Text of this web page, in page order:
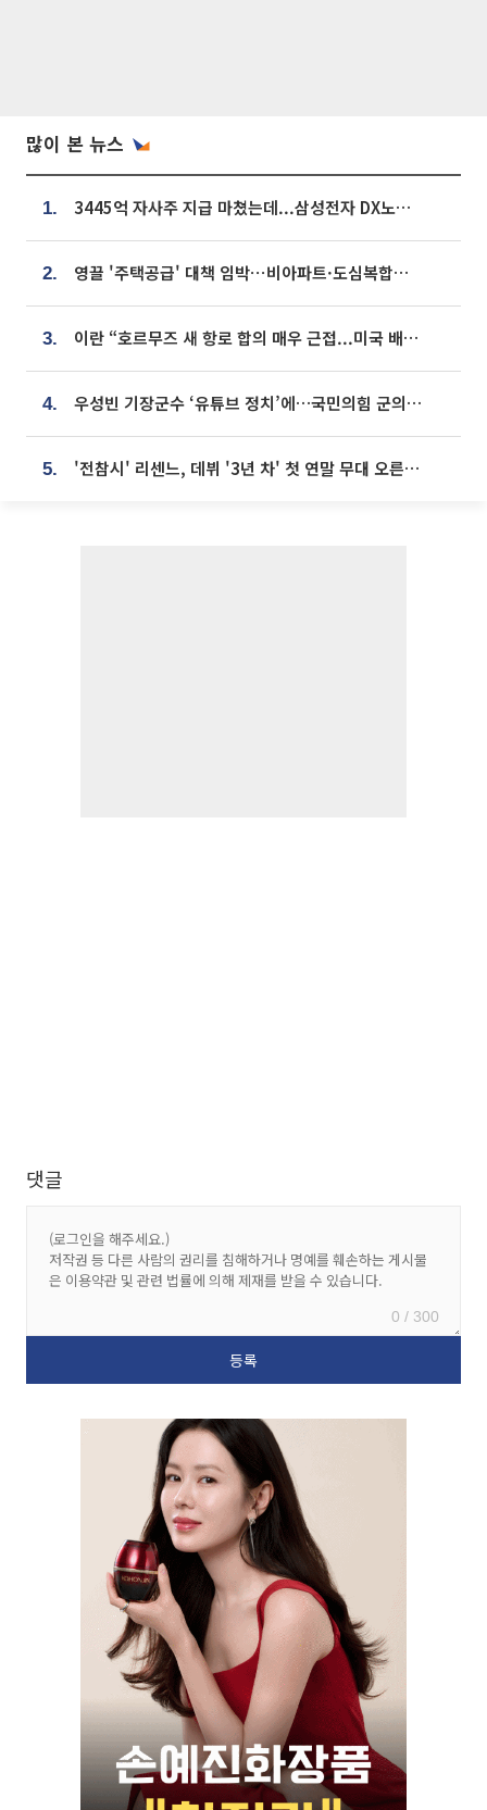
많이 본 뉴스
1. 3445억 자사주 지급 마쳤는데...삼성전자 DX노조, 뒤늦은 '떼쓰기 집회'
2. 영끌 '주택공급' 대책 임박⋯비아파트·도심복합까지 총동원
3. 이란 “호르무즈 새 항로 합의 매우 근접...미국 배상 먼저”
4. 우성빈 기장군수 ‘유튜브 정치’에…국민의힘 군의원들 집단 반발
5. '전참시' 리센느, 데뷔 '3년 차' 첫 연말 무대 오른다⋯"그동안 섭외 안 와"
댓글
0 / 300